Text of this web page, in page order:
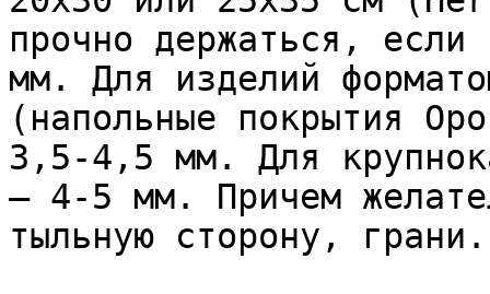
прочно держаться,
мм. Для изделий
(напольные покрытия
3,5-4,5 мм. Для
– 4-5 мм. Причем
тыльную сторону, грани.